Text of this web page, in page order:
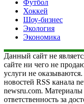
Футбол
Хоккей
Шоу-бизнес
Экология
Экономика
Данный сайт не
сайте ни чего не
услуги не
новостей RSS канала
newsru.com.
ответственность за